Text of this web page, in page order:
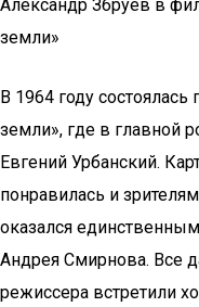
Александр Збруев в
земли»
В 1964 году
земли», где в главной
Евгений Урбанский.
понравилась и
оказался
Андрея Смирнова. Все
режиссера встретили